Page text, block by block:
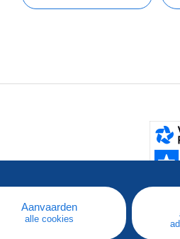
Aanvaarden
alle cookies